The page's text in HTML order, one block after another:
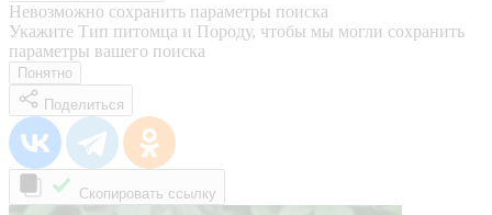
Невозможно сохранить параметры поиска
Укажите Тип питомца и Породу, чтобы мы могли сохранить
параметры вашего поиска
Понятно
Поделиться
Скопировать ссылку